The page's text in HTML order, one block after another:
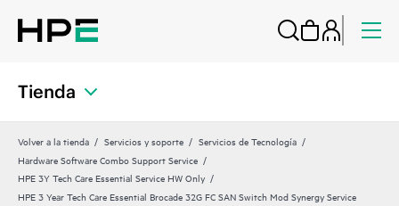
Tienda
Volver a la tienda Servicios y soporte
Servicios de Tecnología
Hardware Software Combo Support Service
HPE 3Y Tech Care Essential Service HW Only
HPE 3 Year Tech Care Essential Brocade 32G FC SAN Switch Mod Synergy Service